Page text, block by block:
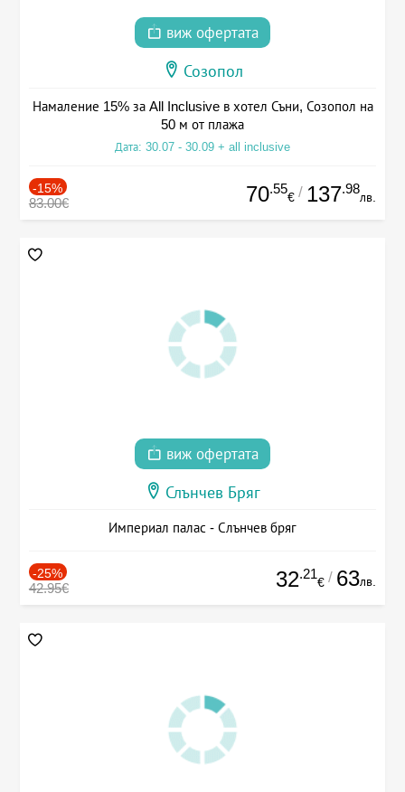
виж офертата
Созопол
Намаление 15% за All Inclusive в хотел Съни, Созопол на
50 м от плажа
Дата: 30.07 - 30.09 + all inclusive
-15%
83.00€ 70.55
€ / 137.98
лв.
виж офертата
Слънчев Бряг
Империал палас - Слънчев бряг
-25%
42.95€ 32.21
€ / 63лв.